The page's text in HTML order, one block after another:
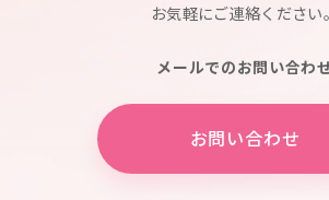
お気軽にご連絡ください。
メールでのお問い合わ
お問い合わせ